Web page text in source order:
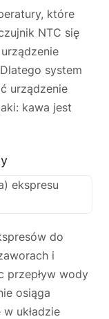
które
NTC się
system
urządzenie
kawa jest
do
i
przepływ wody
osiąga
układzie